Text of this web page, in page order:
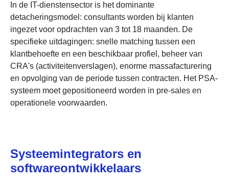
In de IT-dienstensector is het dominante
detacheringsmodel: consultants worden bij klanten
ingezet voor opdrachten van 3 tot 18 maanden. De
specifieke uitdagingen: snelle matching tussen een
klantbehoefte en een beschikbaar profiel, beheer van
CRA's (activiteitenverslagen), enorme massafacturering
en opvolging van de periode tussen contracten. Het PSA-
systeem moet gepositioneerd worden in pre-sales en
operationele voorwaarden.
Systeemintegrators en
softwareontwikkelaars